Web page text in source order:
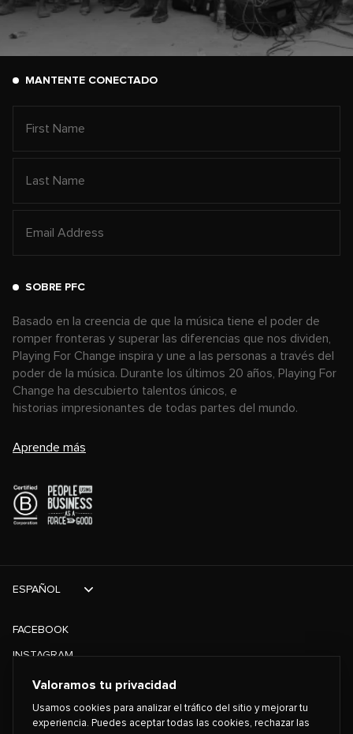
MANTENTE CONECTADO
SOBRE PFC
Basado en la creencia de que la música tiene el poder de
romper fronteras y superar las diferencias que nos dividen,
Playing For Change inspira y une a las personas a través del
poder de la música. Durante los últimos 20 años, Playing For
Change ha descubierto talentos únicos, e
historias impresionantes de todas partes del mundo.
Aprende más
FACEBOOK
INSTAGRAM
TIKTOK
TWITTER
ESPAÑOL
Valoramos tu privacidad
Usamos cookies para analizar el tráfico del sitio y mejorar tu
experiencia. Puedes aceptar todas las cookies, rechazar las